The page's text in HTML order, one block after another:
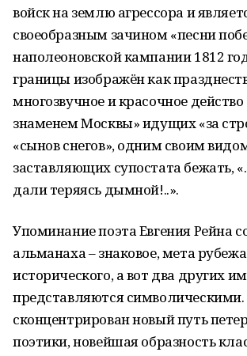
войск на землю агрессора и
своеобразным зачином «песни
наполеоновской кампании 1812
границы изображён как
многозвучное и красочное
знаменем Москвы» идущих «за
«сынов снегов», одним своим
заставляющих супостата бежать,
дали теряясь дымной!..».
Упоминание поэта Евгения Рейна
альманаха – знаковое, мета рубежа
исторического, а вот два других
представляются символическими.
сконцентрирован новый путь
поэтики, новейшая образность